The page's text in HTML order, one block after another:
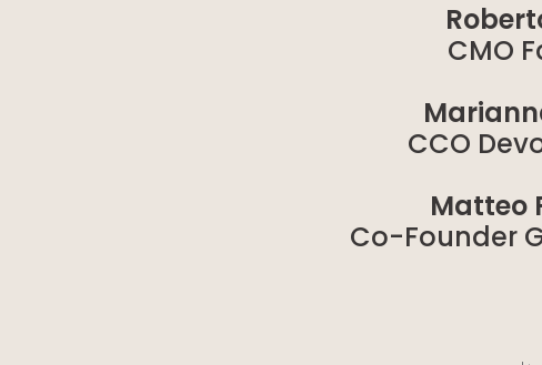
CMO
CCO
Matteo
Co-Founder